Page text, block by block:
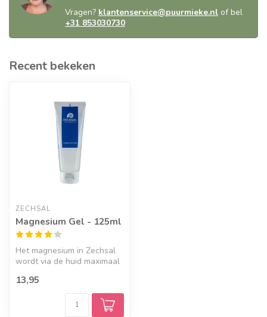
Vragen? klantenservice@puurmieke.nl of bel
+31 853030730
Recent bekeken
ZECHSAL
Magnesium Gel - 125ml
Het magnesium in Zechsal
wordt via de huid maximaal
lichaam. ...
13,95